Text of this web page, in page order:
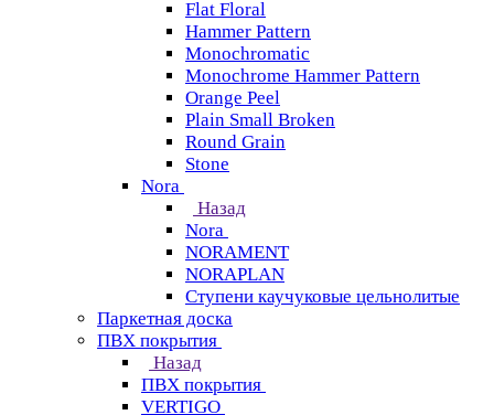
Flat Floral
Hammer Pattern
Monochromatic
Monochrome Hammer Pattern
Orange Peel
Plain Small Broken
Round Grain
Stone
Nora
Назад
Nora
NORAMENT
NORAPLAN
Ступени каучуковые цельнолитые
Паркетная доска
ПВХ покрытия
Назад
ПВХ покрытия
VERTIGO